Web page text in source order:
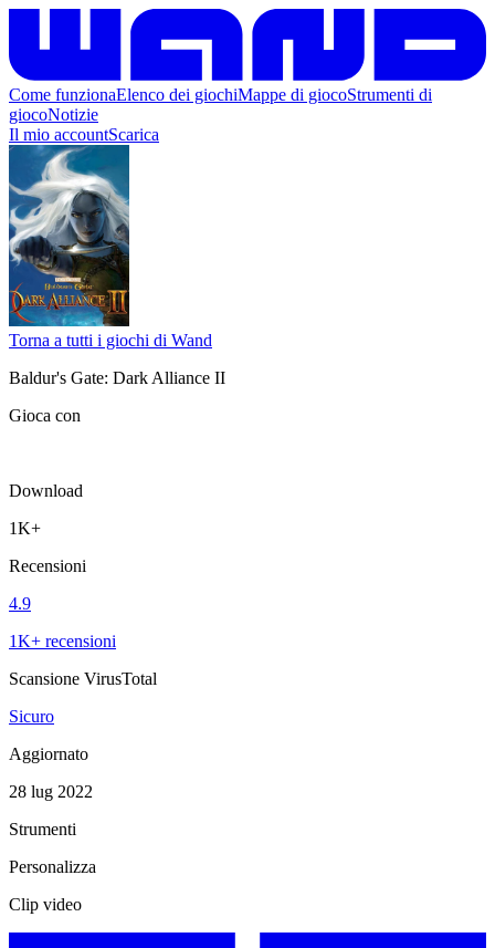
Come funzionaElenco dei giochiMappe di giocoStrumenti di
giocoNotizie
Il mio accountScarica
Torna a tutti i giochi di Wand
Baldur's Gate: Dark Alliance II
Gioca con
Download
1K+
Recensioni
4.9
1K+ recensioni
Scansione VirusTotal
Sicuro
Aggiornato
28 lug 2022
Strumenti
Personalizza
Clip video